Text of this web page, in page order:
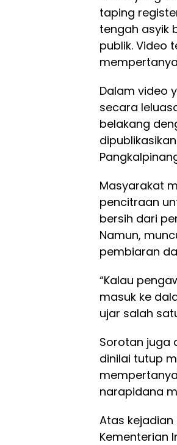
taping
tengah asyik
publik. Video
Dalam video
secara
belakang
Masyarakat
pencitraan
bersih dari
Namun,
pembiaran
“Kalau
masuk ke
ujar salah
Sorotan juga
dinilai tutup
narapidana
Atas kejadian
Kementerian